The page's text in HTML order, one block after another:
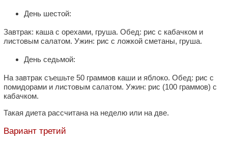
День шестой:
Завтрак: каша с орехами, груша. Обед: рис с кабачком и
листовым салатом. Ужин: рис с ложкой сметаны, груша.
День седьмой:
На завтрак съешьте 50 граммов каши и яблоко. Обед: рис с
помидорами и листовым салатом. Ужин: рис (100 граммов) с
кабачком.
Такая диета рассчитана на неделю или на две.
Вариант третий